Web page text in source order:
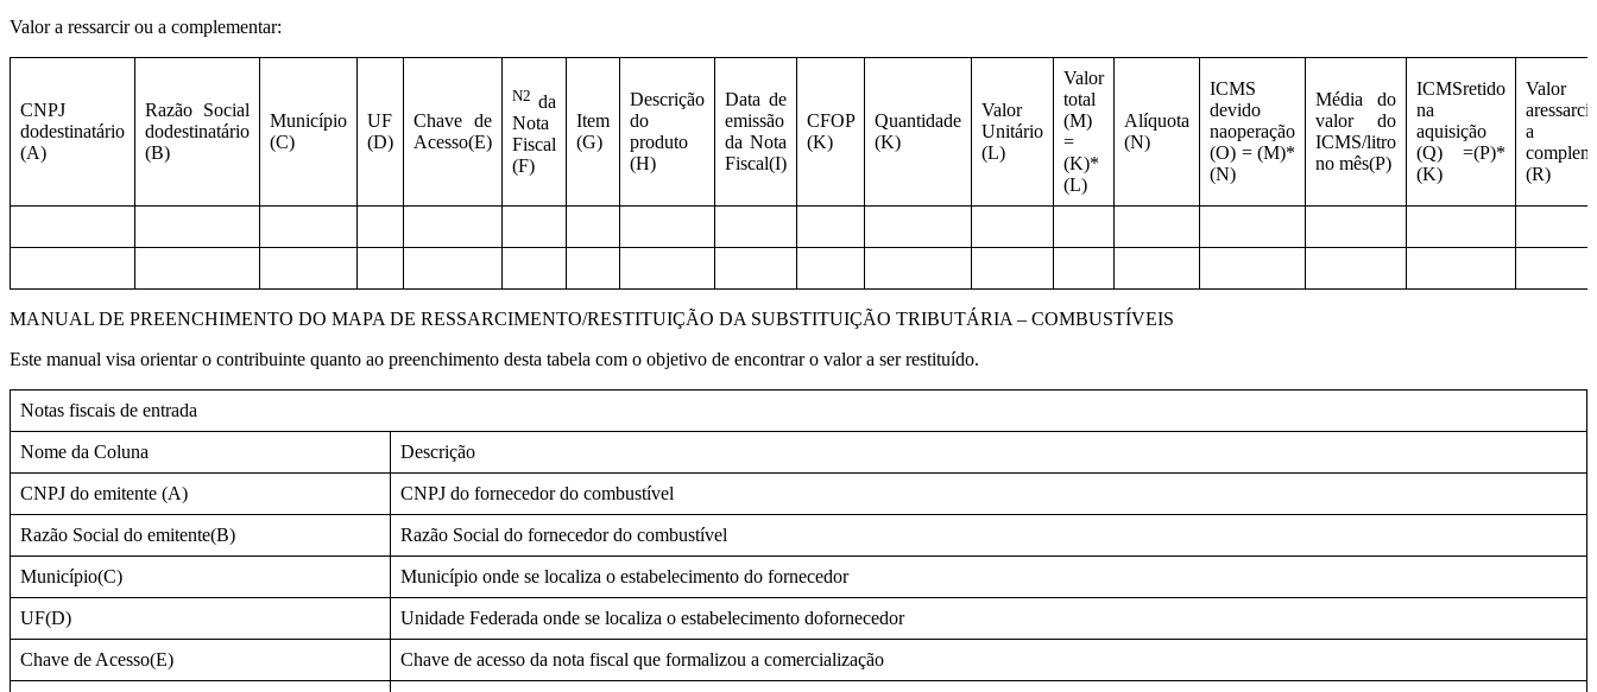
Valor a ressarcir ou a complementar:
CNPJ
dodestinatário
(A)
Razão Social
dodestinatário
(B)
Município
(C)
UF
(D)
Chave de
Acesso(E)
N2 da
Nota
Fiscal
(F)
Item
(G)
Descrição
do
produto
(H)
Data de
emissão
da Nota
Fiscal(I)
CFOP
(K)
Quantidade
(K)
Valor
Unitário
(L)
Valor
total
(M)
=
(K)*
(L)
Alíquota
(N)
ICMS
devido
naoperação
(O) = (M)*
(N)
Média do
valor do
ICMS/litro
no mês(P)
ICMSretido
na
aquisição
(Q) =(P)*
(K)
Valor
a
(R)
MANUAL DE PREENCHIMENTO DO MAPA DE RESSARCIMENTO/RESTITUIÇÃO DA SUBSTITUIÇÃO TRIBUTÁRIA – COMBUSTÍVEIS
Este manual visa orientar o contribuinte quanto ao preenchimento desta tabela com o objetivo de encontrar o valor a ser restituído.
Notas fiscais de entrada
Nome da Coluna Descrição
CNPJ do emitente (A) CNPJ do fornecedor do combustível
Razão Social do emitente(B) Razão Social do fornecedor do combustível
Município(C) Município onde se localiza o estabelecimento do fornecedor
UF(D) Unidade Federada onde se localiza o estabelecimento dofornecedor
Chave de Acesso(E) Chave de acesso da nota fiscal que formalizou a comercialização